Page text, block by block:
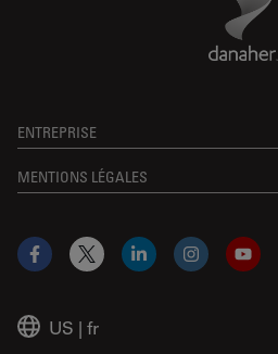
ENTREPRISE
MENTIONS LÉGALES
US | fr
Facebook
X LinkedInInstagram